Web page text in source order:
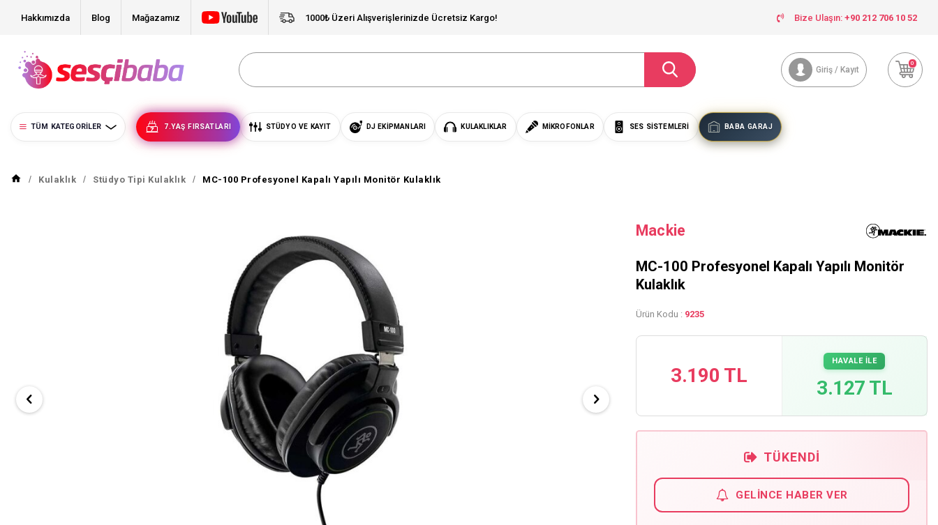
Hakkımızda Blog Mağazamız 1000₺ Üzeri Alışverişlerinizde Ücretsiz Kargo! Bize Ulaşın: +90 212 706 10 52
Giriş / Kayıt
0
TÜM KATEGORILER 7.YAŞ FIRSATLARI STÜDYO VE KAYIT DJ EKIPMANLARI KULAKLIKLAR MIKROFONLAR SES SISTEMLERI BABA GARAJ
Kulaklık Stüdyo Tipi Kulaklık MC-100 Profesyonel Kapalı Yapılı Monitör Kulaklık
Mackie
MC-100 Profesyonel Kapalı Yapılı Monitör
Kulaklık
Ürün Kodu : 9235
3.190 TL
HAVALE İLE
3.127 TL
TÜKENDI
GELINCE HABER VER